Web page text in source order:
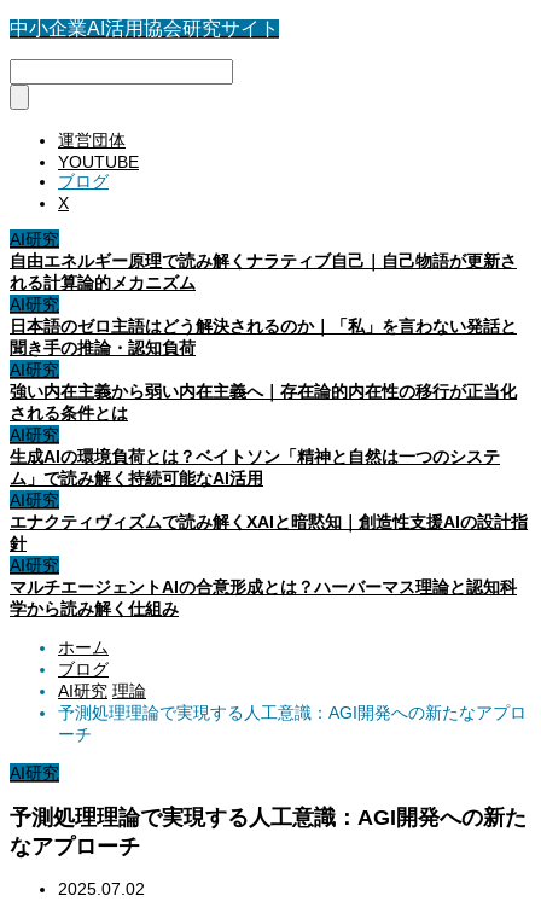
中小企業AI活用協会研究サイト
運営団体
YOUTUBE
ブログ
X
AI研究
自由エネルギー原理で読み解くナラティブ自己｜自己物語が更新さ
れる計算論的メカニズム
AI研究
日本語のゼロ主語はどう解決されるのか｜「私」を言わない発話と
聞き手の推論・認知負荷
AI研究
強い内在主義から弱い内在主義へ｜存在論的内在性の移行が正当化
される条件とは
AI研究
生成AIの環境負荷とは？ベイトソン「精神と自然は一つのシステ
ム」で読み解く持続可能なAI活用
AI研究
エナクティヴィズムで読み解くXAIと暗黙知｜創造性支援AIの設計指
針
AI研究
マルチエージェントAIの合意形成とは？ハーバーマス理論と認知科
学から読み解く仕組み
ホーム
ブログ
AI研究 理論
予測処理理論で実現する人工意識：AGI開発への新たなアプロ
ーチ
AI研究
予測処理理論で実現する人工意識：AGI開発への新た
なアプローチ
2025.07.02